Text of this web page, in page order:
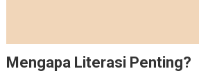
Mengapa Literasi Penting?